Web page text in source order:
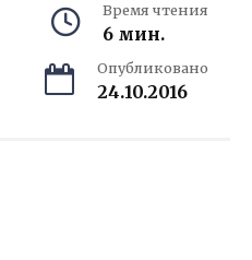
Время чтения
6 мин.
Опубликовано
24.10.2016